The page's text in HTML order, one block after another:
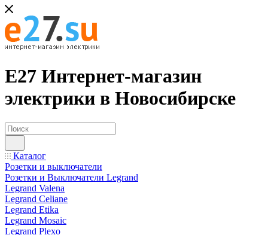
Е27 Интернет-магазин
электрики в Новосибирске
Каталог
Розетки и выключатели
Розетки и Выключатели Legrand
Legrand Valena
Legrand Celiane
Legrand Etika
Legrand Mosaic
Legrand Plexo